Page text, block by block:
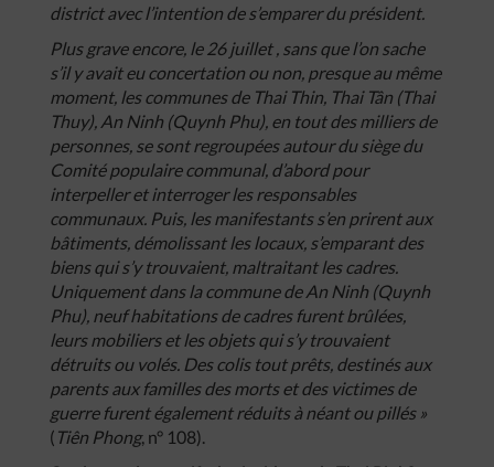
districtavecl’intention des’emparerduprésident.
Plus graveencore, le 26 juillet, sansque l’on sache
s’ilyavaiteuconcertation ounon, presqueaumême
moment, lescommunesde Thai Thin, Thai Tân (Thai
Thuy), An Ninh (Quynh Phu), en toutdesmilliersde
personnes, sesontregroupéesautourdusiègedu
Comitépopulairecommunal, d’abordpour
interpelleret interrogerlesresponsables
communaux. Puis, lesmanifestantss’en prirentaux
bâtiments, démolissant les locaux, s’emparantdes
biensquis’ytrouvaient, maltraitant lescadres.
Uniquementdans lacommunedeAn Ninh (Quynh
Phu), neufhabitationsdecadres furentbrûlées,
leursmobilierset lesobjetsquis’ytrouvaient
détruitsou volés. Descolis toutprêts, destinésaux
parentsaux famillesdesmortsetdes victimesde
guerre furentégalementréduitsànéantoupillés»
( Tiên Phong, n° 108).